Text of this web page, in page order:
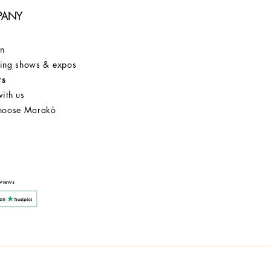
shows & expos
us
Marakò